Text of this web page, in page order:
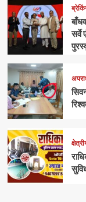
सर्वे